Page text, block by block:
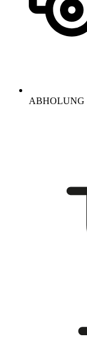
ABHOLUNG